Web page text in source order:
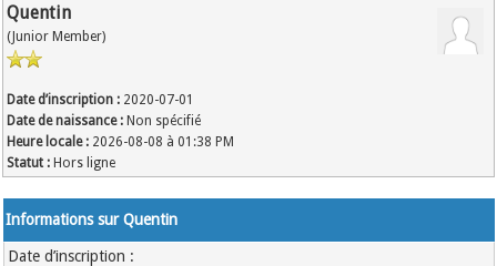
Quentin
(Junior Member)
Date d’inscription : 2020-07-01
Date de naissance : Non spécifié
Heure locale : 2026-08-08 à 01:38 PM
Statut : Hors ligne
Informations sur Quentin
Date d’inscription :